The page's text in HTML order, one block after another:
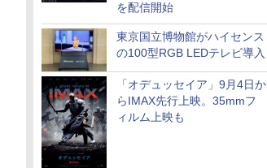
を配信開始
東京国立博物館がハイセンス
の100型RGB LEDテレビ導入
「オデュッセイア」9月4日か
らIMAX先行上映。35mmフ
ィルム上映も